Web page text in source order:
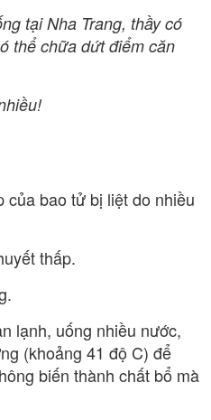
tại Nha Trang, thầy có
thể chữa dứt điểm căn
của bao tử bị liệt do nhiều
thấp.
lạnh, uống nhiều nước,
(khoảng 41 độ C) để
biến thành chất bổ mà